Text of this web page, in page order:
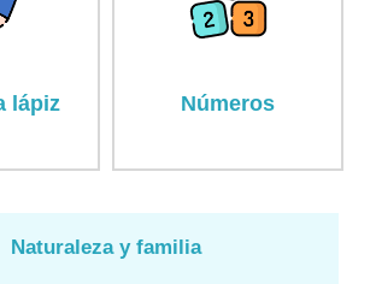
lápiz Números
Naturaleza y familia